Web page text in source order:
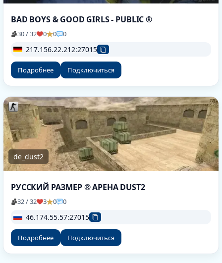
BAD BOYS & GOOD GIRLS - PUBLIC ®
30 / 32 0 0 0
217.156.22.212:27015
Подробнее Подключиться
de_dust2
РУССКИЙ РАЗМЕР ® АРЕНА DUST2
32 / 32 3 0 0
46.174.55.57:27015
Подробнее Подключиться